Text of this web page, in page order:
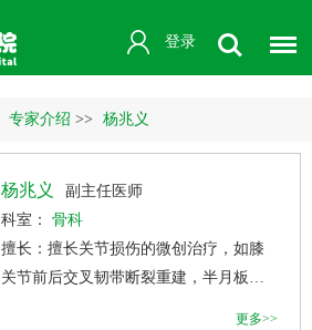
登录
专家介绍 >> 杨兆义
杨兆义
副主任医师
科室： 骨科
擅长：擅长关节损伤的微创治疗，如膝
关节前后交叉韧带断裂重建，半月板修
更多>>